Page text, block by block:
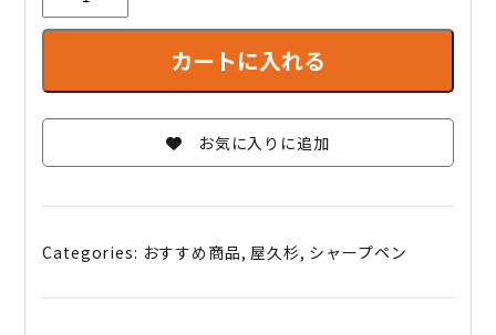
齢
1000
以
久
シ
ー
ン
カートに入れる
お気に入りに追加
Categories: おすすめ商品, 屋久杉, シャープペン